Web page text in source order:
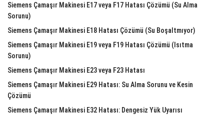
Siemens Çamaşır Makinesi E17 veya F17 Hatası Çözümü (Su Alma
Sorunu)
Siemens Çamaşır Makinesi E18 Hatası Çözümü (Su Boşaltmıyor)
Siemens Çamaşır Makinesi E19 veya F19 Hatası Çözümü (Isıtma
Sorunu)
Siemens Çamaşır Makinesi E23 veya F23 Hatası
Siemens Çamaşır Makinesi E29 Hatası: Su Alma Sorunu ve Kesin
Çözümü
Siemens Çamaşır Makinesi E32 Hatası: Dengesiz Yük Uyarısı